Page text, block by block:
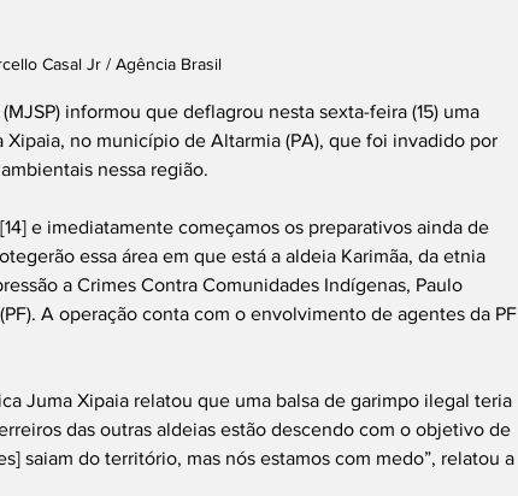
Casal Jr / Agência Brasil
informou que deflagrou nesta sexta-feira (15) uma
no município de Altarmia (PA), que foi invadido por
nessa região.
e imediatamente começamos os preparativos ainda de
essa área em que está a aldeia Karimãa, da etnia
a Crimes Contra Comunidades Indígenas, Paulo
A operação conta com o envolvimento de agentes da PF
Juma Xipaia relatou que uma balsa de garimpo ilegal teria
das outras aldeias estão descendo com o objetivo de
saiam do território, mas nós estamos com medo”, relatou a